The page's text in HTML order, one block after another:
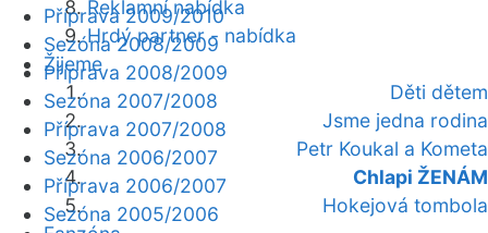
Reklamní nabídka
Hrdý partner - nabídka
Žijeme
Děti dětem
Jsme jedna rodina
Petr Koukal a Kometa
Chlapi ŽENÁM
Hokejová tombola
Příprava 2009/2010
Sezóna 2008/2009
Příprava 2008/2009
Sezóna 2007/2008
Příprava 2007/2008
Sezóna 2006/2007
Příprava 2006/2007
Sezóna 2005/2006